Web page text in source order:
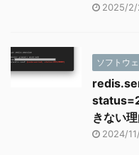
2025/
ソフトウ
きない
2024/